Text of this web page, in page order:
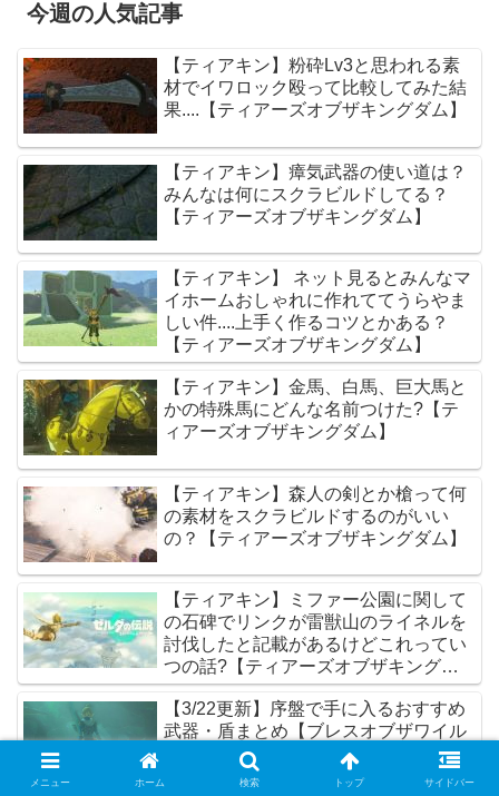
今週の人気記事
【ティアキン】粉砕Lv3と思われる素
材でイワロック殴って比較してみた結
果....【ティアーズオブザキングダム】
【ティアキン】瘴気武器の使い道は？
みんなは何にスクラビルドしてる？
【ティアーズオブザキングダム】
【ティアキン】 ネット見るとみんなマ
イホームおしゃれに作れててうらやま
しい件....上手く作るコツとかある？
【ティアーズオブザキングダム】
【ティアキン】金馬、白馬、巨大馬と
かの特殊馬にどんな名前つけた?【テ
ィアーズオブザキングダム】
【ティアキン】森人の剣とか槍って何
の素材をスクラビルドするのがいい
の？【ティアーズオブザキングダム】
【ティアキン】ミファー公園に関して
の石碑でリンクが雷獣山のライネルを
討伐したと記載があるけどこれってい
つの話?【ティアーズオブザキングダ
ム】
【3/22更新】序盤で手に入るおすすめ
武器・盾まとめ【ブレスオブザワイル
メニュー ホーム 検索 トップ サイドバー